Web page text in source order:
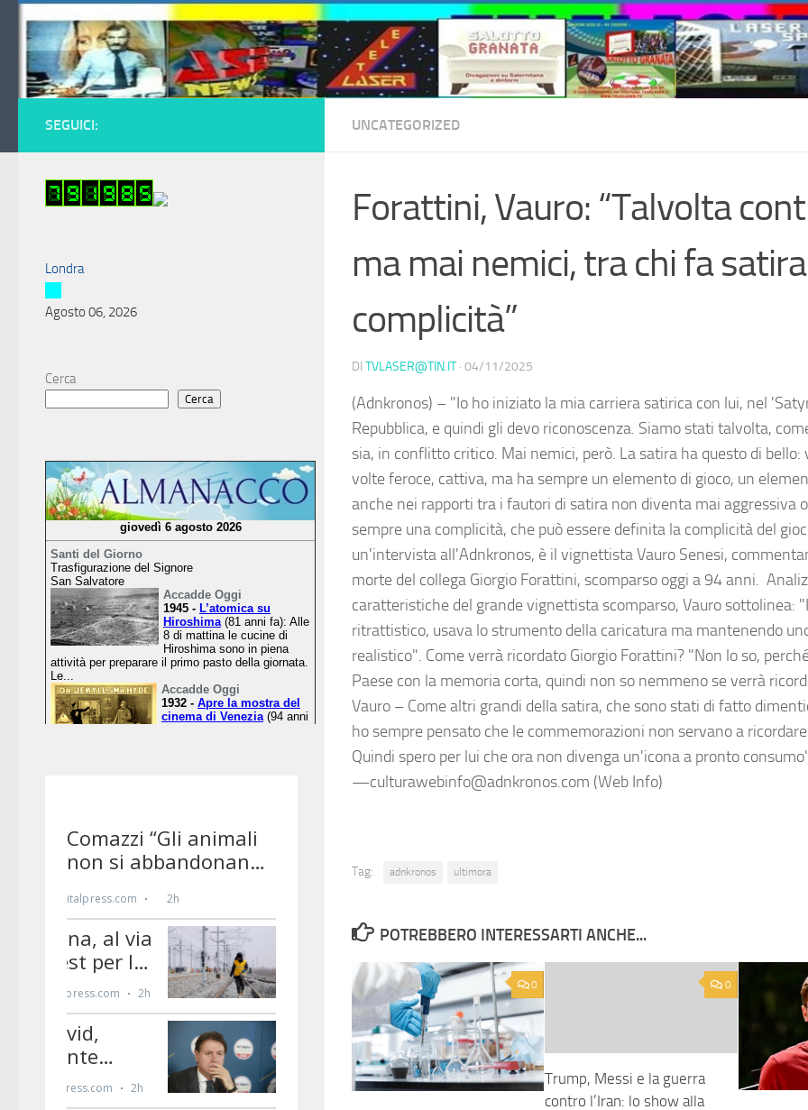
Salta al contenuto
UNCATEGORIZED
Forattini, Vauro: “Talvolta
ma mai nemici, tra chi fa satira
complicità”
DI TVLASER@TIN.IT · 04/11/2025
(Adnkronos) – "Io ho iniziato la mia carriera satirica con lui, nel
Repubblica, e quindi gli devo riconoscenza. Siamo stati talvolta,
sia, in conflitto critico. Mai nemici, però. La satira ha questo di
volte feroce, cattiva, ma ha sempre un elemento di gioco, un
anche nei rapporti tra i fautori di satira non diventa mai aggressiva
sempre una complicità, che può essere definita la complicità del
un'intervista all'Adnkronos, è il vignettista Vauro Senesi,
morte del collega Giorgio Forattini, scomparso oggi a 94 anni.
caratteristiche del grande vignettista scomparso, Vauro sottolinea:
ritrattistico, usava lo strumento della caricatura ma mantenendo
realistico". Come verrà ricordato Giorgio Forattini? "Non lo so,
Paese con la memoria corta, quindi non so nemmeno se verrà
Vauro – Come altri grandi della satira, che sono stati di fatto
ho sempre pensato che le commemorazioni non servano a
Quindi spero per lui che ora non divenga un'icona a pronto
—culturawebinfo@adnkronos.com (Web Info)
Tag: adnkronos ultimora
POTREBBERO INTERESSARTI ANCHE...
0 0
Trump, Messi e la guerra
contro l’Iran: lo show alla
SEGUICI:
Londra
Agosto 06, 2026
Cerca
Cerca